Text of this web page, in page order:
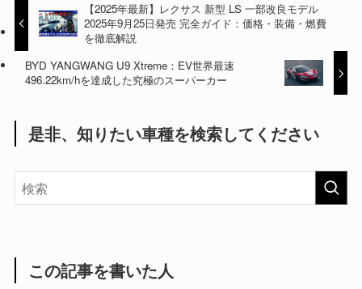
【2025年最新】レクサス 新型 LS 一部改良モデル
2025年9月25日発売 完全ガイド：価格・装備・燃費
を徹底解説
BYD YANGWANG U9 Xtreme：EV世界最速
496.22km/hを達成した究極のスーパーカー
是非、知りたい車種を検索してください
この記事を書いた人